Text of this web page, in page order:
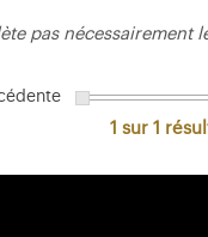
pas nécessairement
1 sur 1